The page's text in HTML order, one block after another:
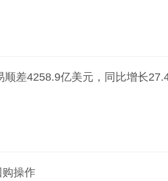
差4258.9亿美元，同比增长
操作